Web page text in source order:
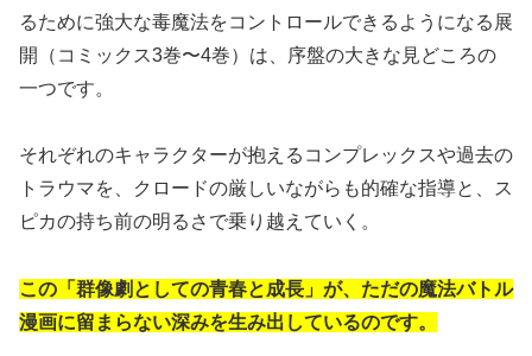
るために強大な毒魔法をコントロールできるようになる展
開（コミックス3巻〜4巻）は、序盤の大きな見どころの
一つです。
それぞれのキャラクターが抱えるコンプレックスや過去の
トラウマを、クロードの厳しいながらも的確な指導と、ス
ピカの持ち前の明るさで乗り越えていく。
この「群像劇としての青春と成長」が、ただの魔法バトル
漫画に留まらない深みを生み出しているのです。